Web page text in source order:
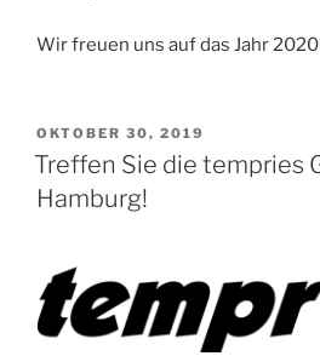
Wir freuen uns auf das Jahr
VERÖFFENTLICHT
AM
OKTOBER 30, 2019
Treffen Sie die tempries
Hamburg!